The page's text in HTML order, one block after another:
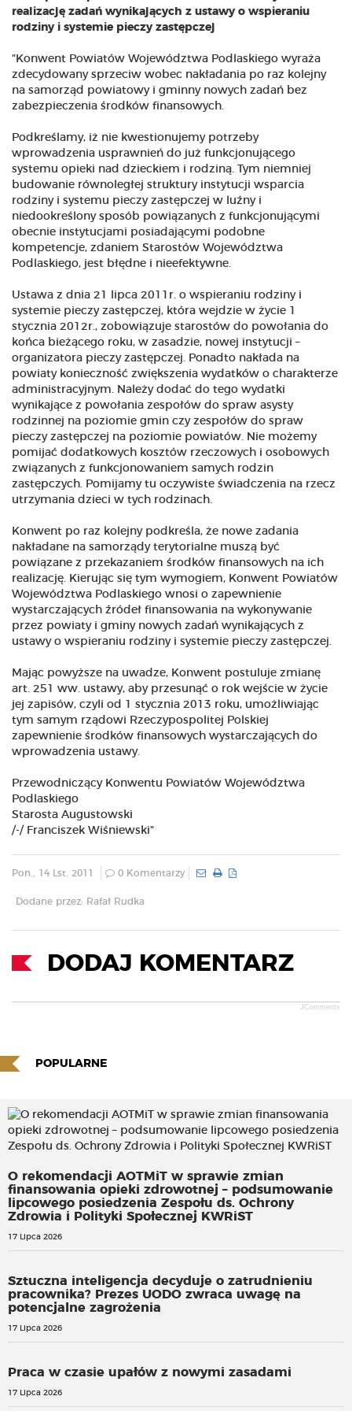
realizację zadań wynikających z ustawy o wspieraniu
rodziny i systemie pieczy zastępczej
"Konwent Powiatów Województwa Podlaskiego wyraża
zdecydowany sprzeciw wobec nakładania po raz kolejny
na samorząd powiatowy i gminny nowych zadań bez
zabezpieczenia środków finansowych.
Podkreślamy, iż nie kwestionujemy potrzeby
wprowadzenia usprawnień do już funkcjonującego
systemu opieki nad dzieckiem i rodziną. Tym niemniej
budowanie równoległej struktury instytucji wsparcia
rodziny i systemu pieczy zastępczej w luźny i
niedookreślony sposób powiązanych z funkcjonującymi
obecnie instytucjami posiadającymi podobne
kompetencje, zdaniem Starostów Województwa
Podlaskiego, jest błędne i nieefektywne.
Ustawa z dnia 21 lipca 2011r. o wspieraniu rodziny i
systemie pieczy zastępczej, która wejdzie w życie 1
stycznia 2012r., zobowiązuje starostów do powołania do
końca bieżącego roku, w zasadzie, nowej instytucji –
organizatora pieczy zastępczej. Ponadto nakłada na
powiaty konieczność zwiększenia wydatków o charakterze
administracyjnym. Należy dodać do tego wydatki
wynikające z powołania zespołów do spraw asysty
rodzinnej na poziomie gmin czy zespołów do spraw
pieczy zastępczej na poziomie powiatów. Nie możemy
pomijać dodatkowych kosztów rzeczowych i osobowych
związanych z funkcjonowaniem samych rodzin
zastępczych. Pomijamy tu oczywiste świadczenia na rzecz
utrzymania dzieci w tych rodzinach.
Konwent po raz kolejny podkreśla, że nowe zadania
nakładane na samorządy terytorialne muszą być
powiązane z przekazaniem środków finansowych na ich
realizację. Kierując się tym wymogiem, Konwent Powiatów
Województwa Podlaskiego wnosi o zapewnienie
wystarczających źródeł finansowania na wykonywanie
przez powiaty i gminy nowych zadań wynikających z
ustawy o wspieraniu rodziny i systemie pieczy zastępczej.
Mając powyższe na uwadze, Konwent postuluje zmianę
art. 251 ww. ustawy, aby przesunąć o rok wejście w życie
jej zapisów, czyli od 1 stycznia 2013 roku, umożliwiając
tym samym rządowi Rzeczypospolitej Polskiej
zapewnienie środków finansowych wystarczających do
wprowadzenia ustawy.
Przewodniczący Konwentu Powiatów Województwa
Podlaskiego
Starosta Augustowski
/-/ Franciszek Wiśniewski"
Pon., 14 Lst. 2011 0 Komentarzy
Dodane przez: Rafał Rudka
DODAJ KOMENTARZ
JComments
POPULARNE
O rekomendacji AOTMiT w sprawie zmian
finansowania opieki zdrowotnej – podsumowanie
lipcowego posiedzenia Zespołu ds. Ochrony
Zdrowia i Polityki Społecznej KWRiST
17 Lipca 2026
Sztuczna inteligencja decyduje o zatrudnieniu
pracownika? Prezes UODO zwraca uwagę na
potencjalne zagrożenia
17 Lipca 2026
Praca w czasie upałów z nowymi zasadami
17 Lipca 2026